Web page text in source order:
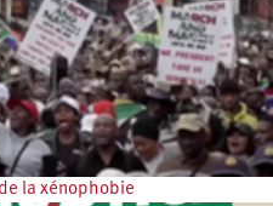
la xénophobie